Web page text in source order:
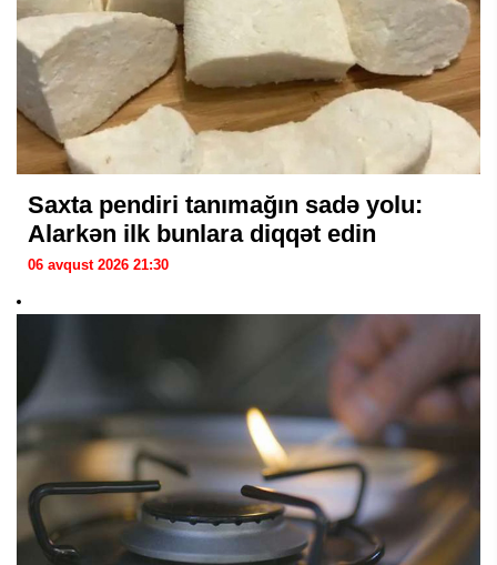
Saxta pendiri tanımağın sadə yolu:
Alarkən ilk bunlara diqqət edin
06 avqust 2026 21:30